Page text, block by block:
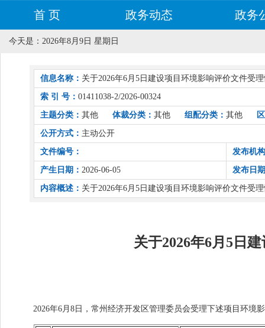
首 页 政务动态 政务
今天是： 2026年8月9日 星期日
信息名称： 关于2026年6月5日建设项目环境影响评价文件受
索 引 号： 01411038-2/2026-00324
主题分类： 其他 体裁分类： 其他 组配分类： 其他
公开方式： 主动公开
文件编号： 发布机
产生日期： 2026-06-05 发布日
内容概述： 关于2026年6月5日建设项目环境影响评价文件受
关于2026年6月5日
2026年6月8日，常州经济开发区管理委员会受理下述项目环境